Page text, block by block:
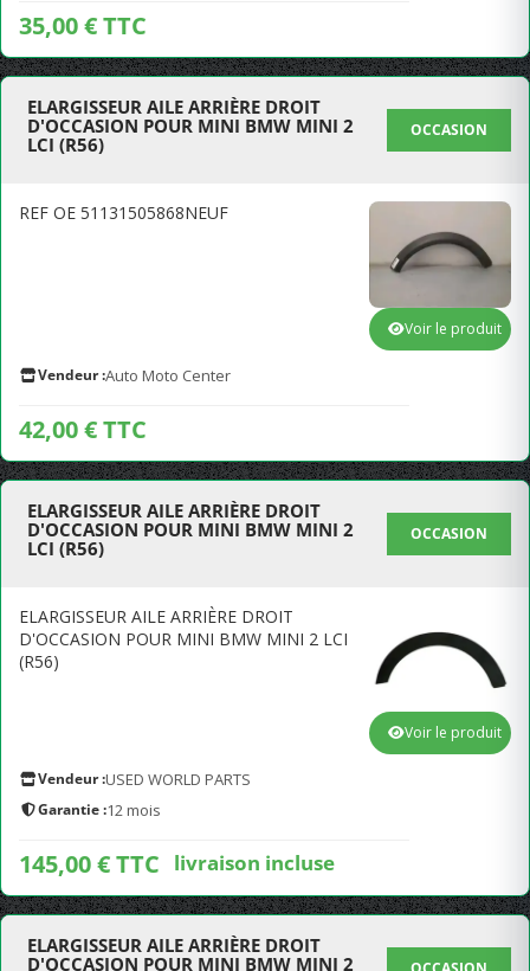
35,00 € TTC
ELARGISSEUR AILE ARRIÈRE DROIT
D'OCCASION POUR MINI BMW MINI 2
LCI (R56)
OCCASION
REF OE 51131505868NEUF
Vendeur :Auto Moto Center
42,00 € TTC
Voir le produit
ELARGISSEUR AILE ARRIÈRE DROIT
D'OCCASION POUR MINI BMW MINI 2
LCI (R56)
OCCASION
ELARGISSEUR AILE ARRIÈRE DROIT
D'OCCASION POUR MINI BMW MINI 2 LCI
(R56)
Vendeur :USED WORLD PARTS
Garantie :12 mois
145,00 € TTC livraison incluse
Voir le produit
ELARGISSEUR AILE ARRIÈRE DROIT
D'OCCASION POUR MINI BMW MINI 2